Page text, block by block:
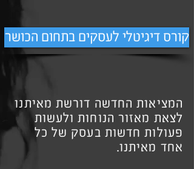
קורס דיגיטלי לעסקים בתחום הכושר
המציאות החדשה דורשת מאיתנו
לצאת מאזור הנוחות ולעשות
פעולות חדשות בעסק של כל
אחד מאיתנו.